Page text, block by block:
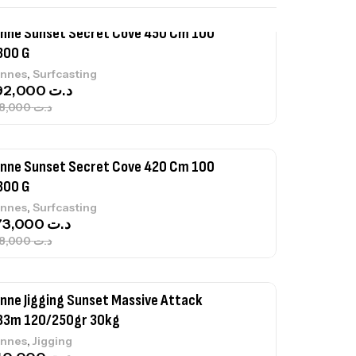
Sunset Secret Cove 450 Cm 100
G
, Surfcasting
د.ت768,000
د.ت
Sunset Secret Cove 420 Cm 100
G
, Surfcasting
د.ت748,000
د.ت
Jigging Sunset Massive Attack
120/250gr 30kg
,Jigging